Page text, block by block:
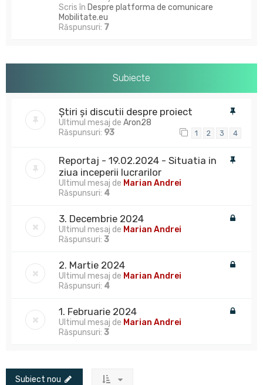
Scris în Despre platforma de comunicare
Mobilitate.eu
Răspunsuri: 7
Subiecte
Știri și discutii despre proiect
Ultimul mesaj de Aron28
Răspunsuri: 93 1 2 3 4
Reportaj - 19.02.2024 - Situatia in
ziua inceperii lucrarilor
Ultimul mesaj de Marian Andrei
Răspunsuri: 4
3. Decembrie 2024
Ultimul mesaj de Marian Andrei
Răspunsuri: 3
2. Martie 2024
Ultimul mesaj de Marian Andrei
Răspunsuri: 4
1. Februarie 2024
Ultimul mesaj de Marian Andrei
Răspunsuri: 3
Subiect nou